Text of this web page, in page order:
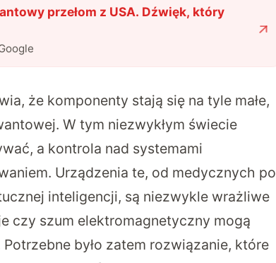
przełom z USA. Dźwięk, który
że komponenty stają się na tyle małe,
W tym niezwykłym świecie
a kontrola nad systemami
Urządzenia te, od medycznych po
inteligencji, są niezwykle wrażliwe
czy szum elektromagnetyczny mogą
było zatem rozwiązanie, które